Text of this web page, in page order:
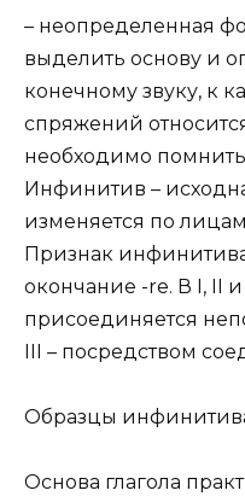
– неопределенная
выделить основу и
конечному звуку, к
спряжений
необходимо помнить
Инфинитив –
изменяется по
Признак
окончание -re. В I, II
присоединяется
III – посредством
Образцы
Основа глагола